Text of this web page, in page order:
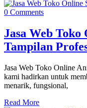
0 Comments
Jasa Web
Tampilan
Jasa Web Toko Online
kami hadirkan untuk
menarik, fungsional,
Read More